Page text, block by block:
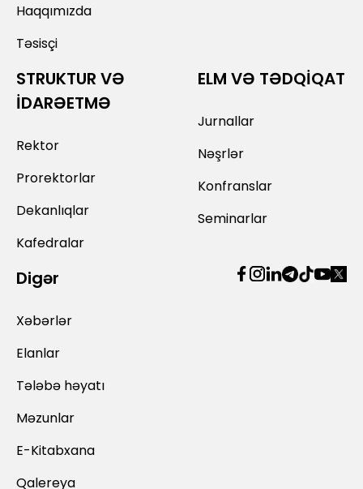
Haqqımızda
Təsisçi
STRUKTUR VƏ
İDARƏETMƏ
Rektor
Prorektorlar
Dekanlıqlar
Kafedralar
ELM VƏ TƏDQİQAT
Jurnallar
Nəşrlər
Konfranslar
Seminarlar
Digər
Xəbərlər
Elanlar
Tələbə həyatı
Məzunlar
E-Kitabxana
Qalereya